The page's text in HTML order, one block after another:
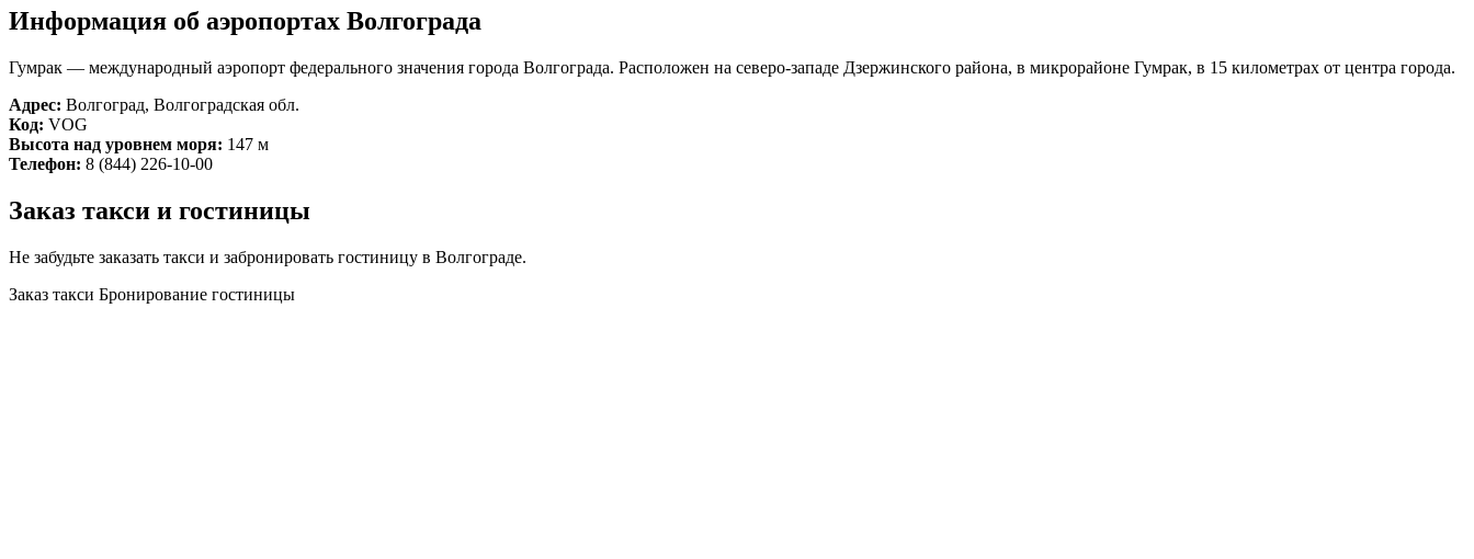
Информация об аэропортах Волгограда
Гумрак — международный аэропорт федерального значения города Волгограда. Расположен на северо-западе Дзержинского района, в микрорайоне Гумрак, в 15 километрах от центра города.
Адрес: Волгоград, Волгоградская обл.
Код: VOG
Высота над уровнем моря: 147 м
Телефон: 8 (844) 226-10-00
Заказ такси и гостиницы
Не забудьте заказать такси и забронировать гостиницу в Волгограде.
Заказ такси Бронирование гостиницы